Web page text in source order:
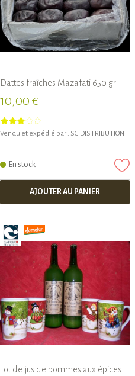
Dattes fraîches Mazafati 650 gr
10,00 €
Vendu et expédié par : SG DISTRIBUTION
En stock
AJOUTER AU PANIER
Lot de jus de pommes aux épices